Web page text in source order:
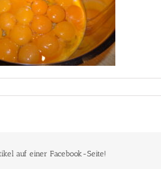
auf einer Facebook-Seite!